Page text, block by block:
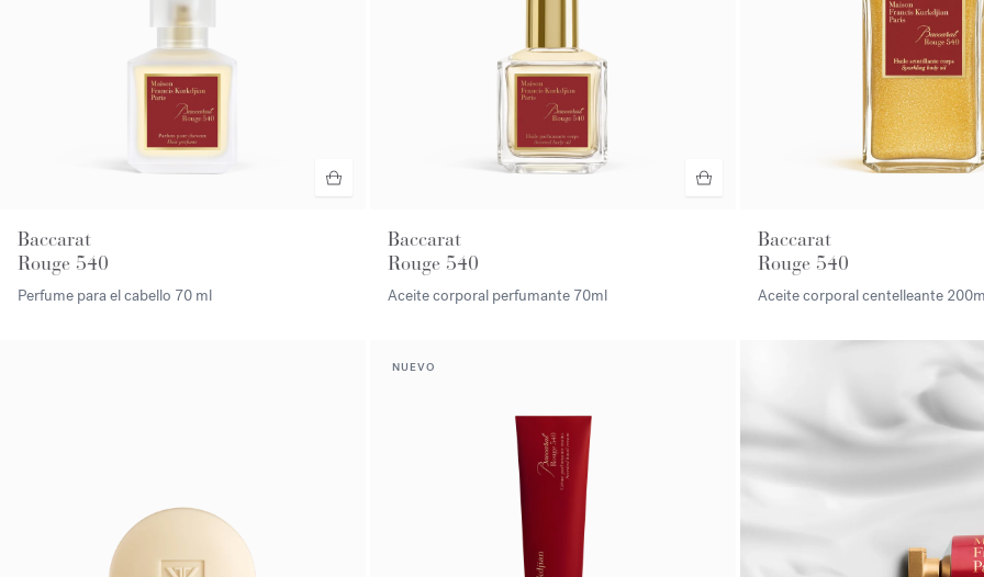
Baccarat
Rouge 540
Perfume para el cabello 70 ml
Baccarat
Rouge 540
Aceite corporal perfumante 70ml
Baccarat
Rouge 540
Aceite corporal centelleante
NUEVO